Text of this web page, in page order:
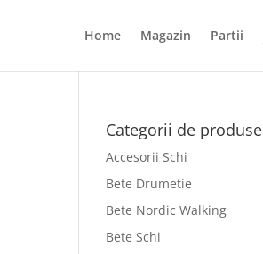
Home Magazin Partii
Categorii de produse
Accesorii Schi
Bete Drumetie
Bete Nordic Walking
Bete Schi